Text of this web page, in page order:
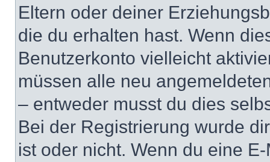
Eltern oder deiner
die du erhalten hast. Wenn
Benutzerkonto vielleicht
müssen alle neu
– entweder musst du dies
Bei der Registrierung wurde
ist oder nicht. Wenn du eine